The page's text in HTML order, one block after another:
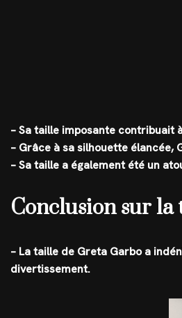
– Sa taille imposante contribuait
– Grâce à sa silhouette
– Sa taille a également été un
Conclusion sur
– La taille de Greta Garbo a
divertissement.